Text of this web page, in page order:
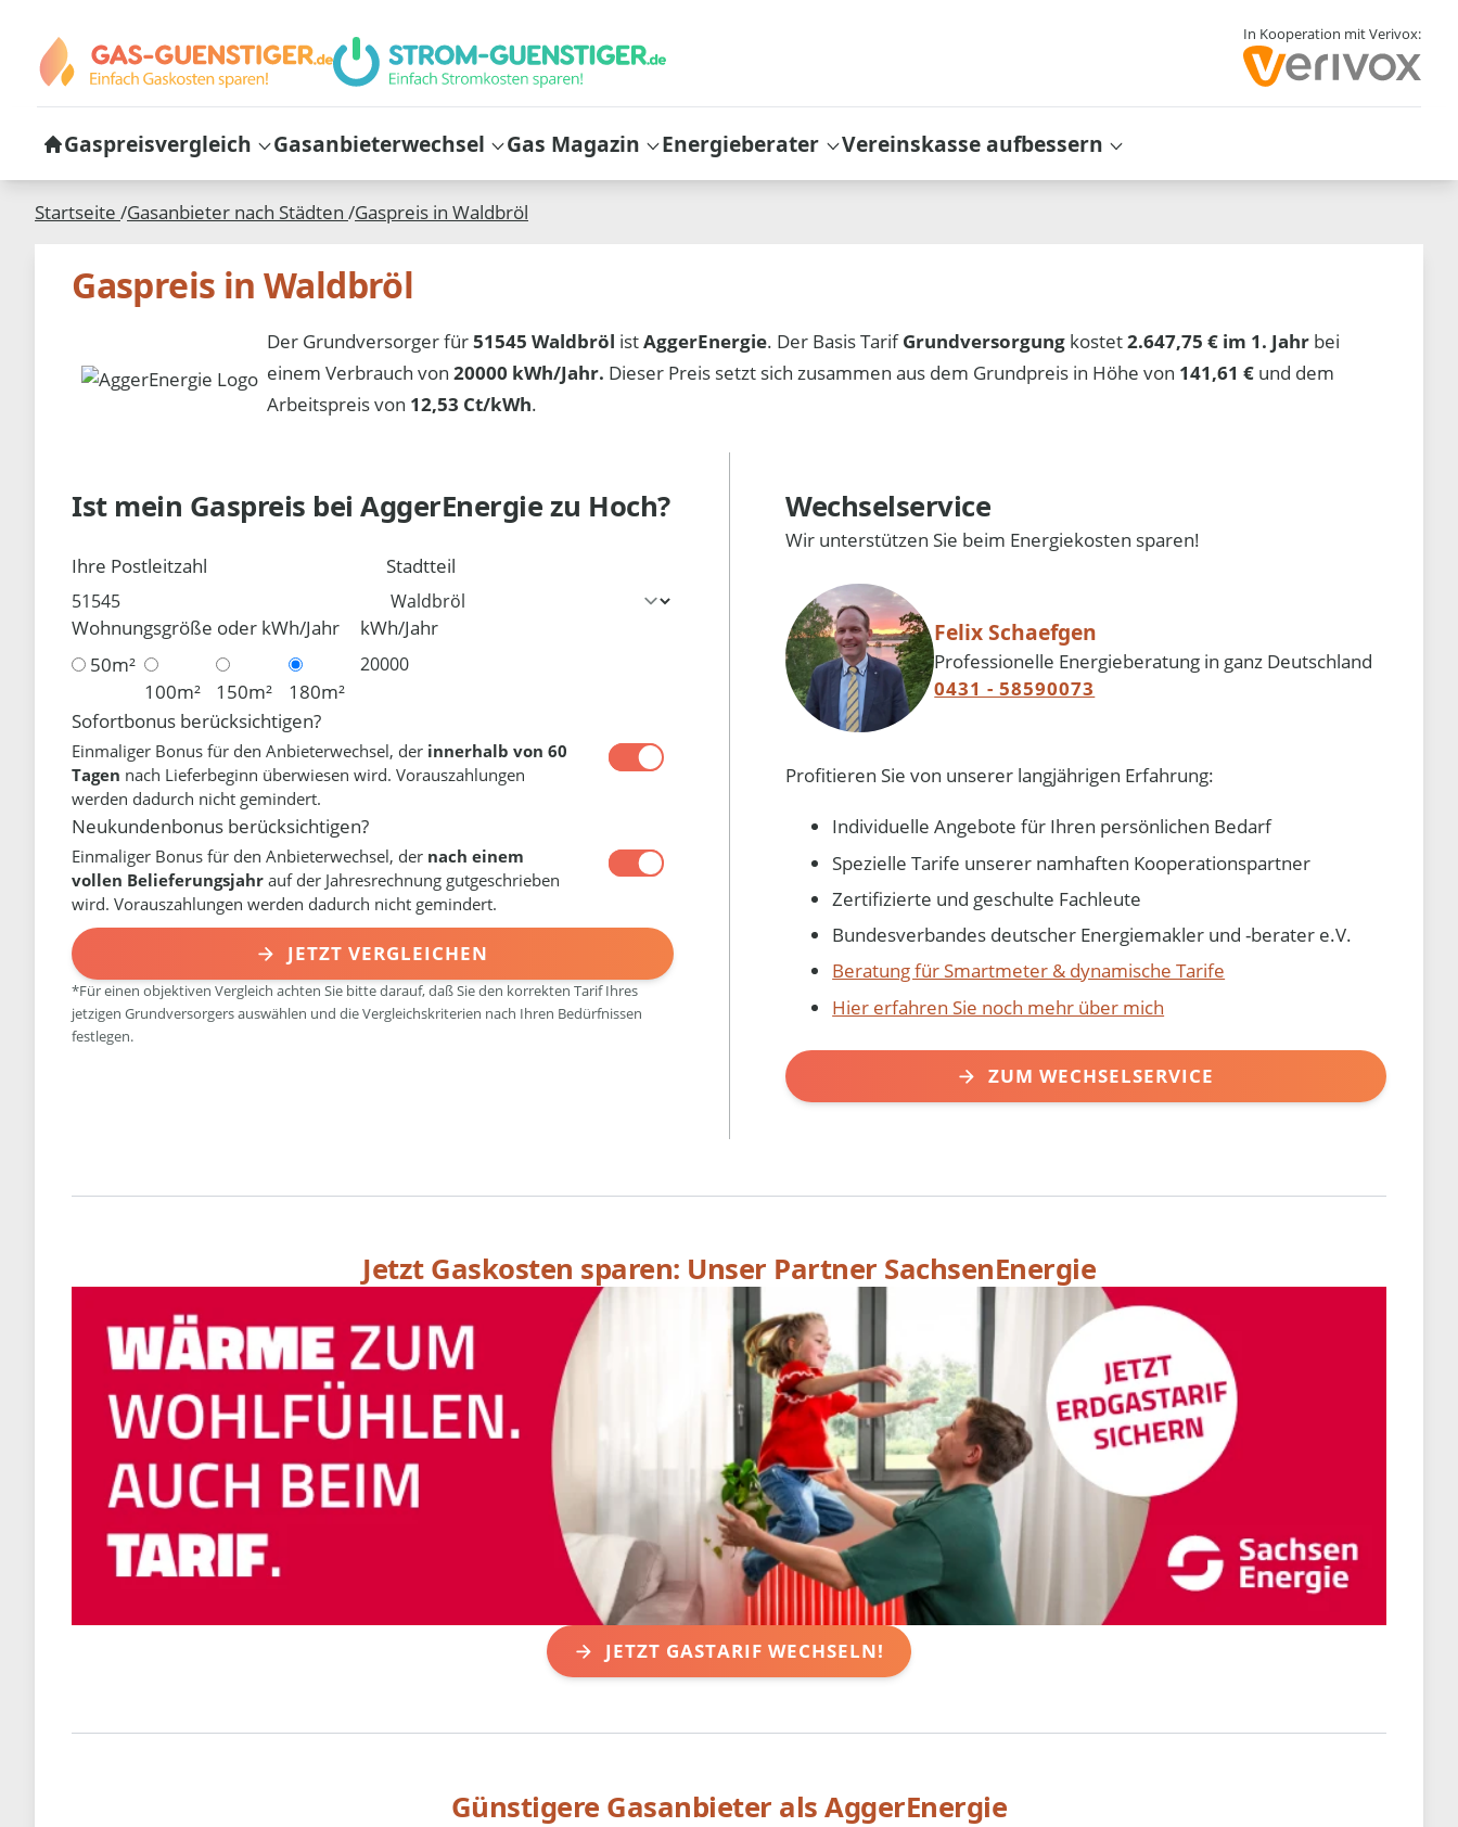
In Kooperation mit Verivox:
Gaspreisvergleich Gasanbieterwechsel Gas Magazin Energieberater Vereinskasse aufbessern
Startseite /Gasanbieter nach Städten /Gaspreis in Waldbröl
Gaspreis in Waldbröl
Der Grundversorger für51545 Waldbröl istAggerEnergie. Der Basis TarifGrundversorgung kostet2.647,75 € im 1. Jahr bei
einem Verbrauch von20000 kWh/Jahr. Dieser Preis setzt sich zusammen aus dem Grundpreis in Höhe von 141,61 € und dem
Arbeitspreis von 12,53 Ct/kWh.
Ist mein Gaspreis beiAggerEnergie zu Hoch?
Ihre Postleitzahl Stadtteil
Wohnungsgröße oder kWh/Jahr
50m²
100m²
150m² 180m²
kWh/Jahr
Sofortbonus berücksichtigen?
Einmaliger Bonus für den Anbieterwechsel, der innerhalb von 60
Tagen nach Lieferbeginn überwiesen wird. Vorauszahlungen
werden dadurch nicht gemindert.
Neukundenbonus berücksichtigen?
Einmaliger Bonus für den Anbieterwechsel, der nach einem
vollen Belieferungsjahr auf der Jahresrechnung gutgeschrieben
wird. Vorauszahlungen werden dadurch nicht gemindert.
JETZT VERGLEICHEN
*Für einen objektiven Vergleich achten Sie bitte darauf, daß Sie den korrekten Tarif Ihres
jetzigen Grundversorgers auswählen und die Vergleichskriterien nach Ihren Bedürfnissen
festlegen.
Wechselservice
Wir unterstützen Sie beim Energiekosten sparen!
Felix Schaefgen
Professionelle Energieberatung in ganz Deutschland
0431 - 58590073
Profitieren Sie von unserer langjährigen Erfahrung:
Individuelle Angebote für Ihren persönlichen Bedarf
Spezielle Tarife unserer namhaften Kooperationspartner
Zertifizierte und geschulte Fachleute
Bundesverbandes deutscher Energiemakler und -berater e.V.
Beratung für Smartmeter & dynamische Tarife
Hier erfahren Sie noch mehr über mich
ZUM WECHSELSERVICE
Jetzt Gaskosten sparen: Unser Partner SachsenEnergie
JETZT GASTARIF WECHSELN!
Günstigere Gasanbieter alsAggerEnergie